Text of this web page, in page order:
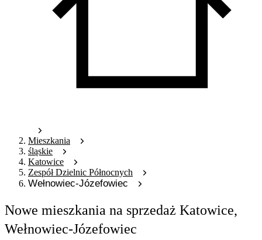
Mieszkania
śląskie
Katowice
Zespół Dzielnic Północnych
Wełnowiec-Józefowiec
Nowe mieszkania na sprzedaż Katowice,
Wełnowiec-Józefowiec